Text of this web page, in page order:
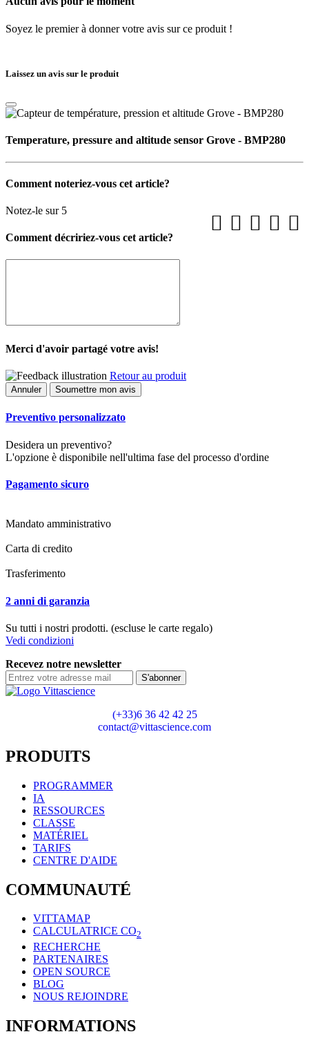
Soyez le premier à donner votre avis sur ce produit !
Laissez un avis sur le produit
Temperature, pressure and altitude sensor Grove - BMP280
Comment noteriez-vous cet article?
Notez-le sur 5
Comment décririez-vous cet article?
Merci d'avoir partagé votre avis!
Retour au produit
Annuler Soumettre mon avis
Preventivo personalizzato
Desidera un preventivo?
L'opzione è disponibile nell'ultima fase del processo d'ordine
Pagamento sicuro
Mandato amministrativo
Carta di credito
Trasferimento
2 anni di garanzia
Su tutti i nostri prodotti. (escluse le carte regalo)
Vedi condizioni
Recevez notre newsletter
S'abonner
(+33)6 36 42 42 25
contact@vittascience.com
PRODUITS
PROGRAMMER
IA
RESSOURCES
CLASSE
MATÉRIEL
TARIFS
CENTRE D'AIDE
COMMUNAUTÉ
VITTAMAP
CALCULATRICE CO2
RECHERCHE
PARTENAIRES
OPEN SOURCE
BLOG
NOUS REJOINDRE
INFORMATIONS